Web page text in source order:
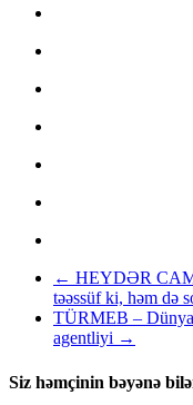
← HEYDƏR
təəssüf ki, həm də
TÜRMEB –
agentliyi →
Siz həmçinin bəyənə